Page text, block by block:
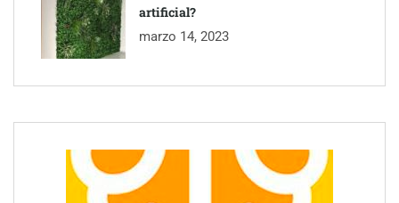
artificial?
marzo 14, 2023